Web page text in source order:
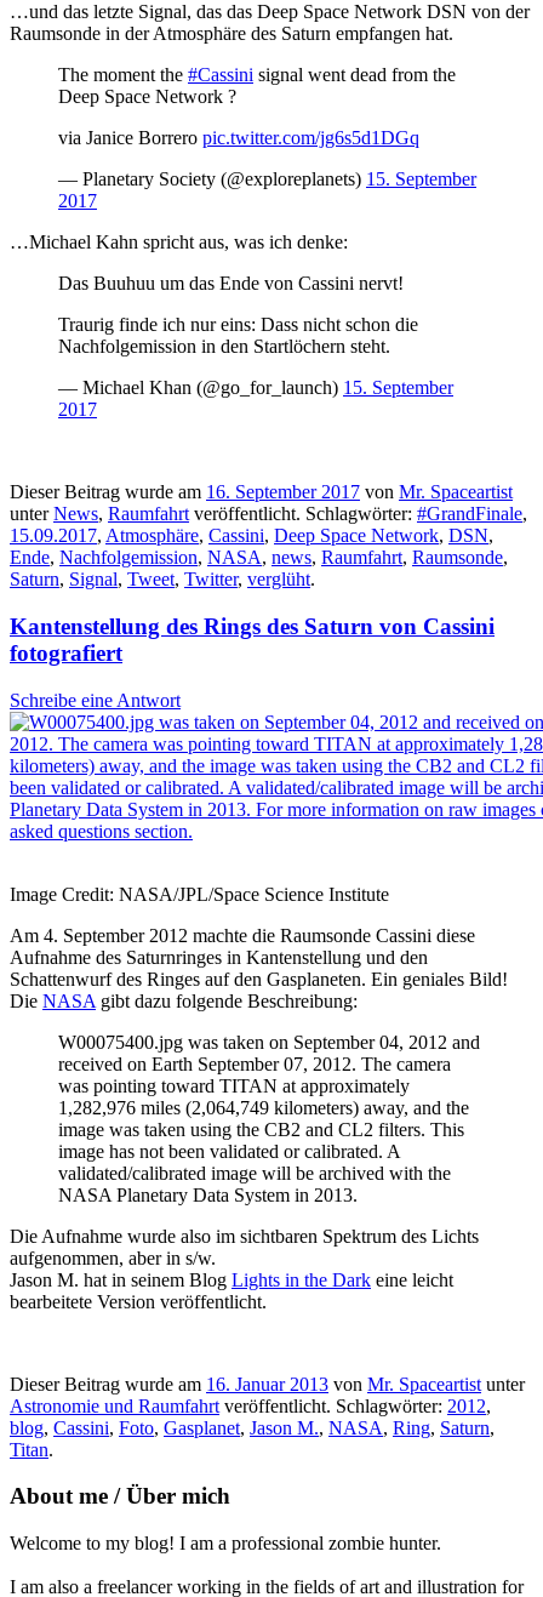
…und das letzte Signal, das das Deep Space Network DSN von der
Raumsonde in der Atmosphäre des Saturn empfangen hat.
The moment the #Cassini signal went dead from the
Deep Space Network ?
via Janice Borrero pic.twitter.com/jg6s5d1DGq
— Planetary Society (@exploreplanets) 15. September
2017
…Michael Kahn spricht aus, was ich denke:
Das Buuhuu um das Ende von Cassini nervt!
Traurig finde ich nur eins: Dass nicht schon die
Nachfolgemission in den Startlöchern steht.
— Michael Khan (@go_for_launch) 15. September
2017
Dieser Beitrag wurde am 16. September 2017 von Mr. Spaceartist
unterNews, Raumfahrt veröffentlicht. Schlagwörter: #GrandFinale,
15.09.2017, Atmosphäre, Cassini, Deep Space Network, DSN,
Ende, Nachfolgemission, NASA, news, Raumfahrt, Raumsonde,
Saturn, Signal, Tweet, Twitter, verglüht.
Kantenstellung des Rings des Saturn von Cassini
fotografiert
Schreibe eine Antwort
Image Credit: NASA/JPL/Space Science Institute
Am 4. September 2012 machte die Raumsonde Cassini diese
Aufnahme des Saturnringes in Kantenstellung und den
Schattenwurf des Ringes auf den Gasplaneten. Ein geniales Bild!
Die NASA gibt dazu folgende Beschreibung:
W00075400.jpg was taken on September 04, 2012 and
received on Earth September 07, 2012. The camera
was pointing toward TITAN at approximately
1,282,976 miles (2,064,749 kilometers) away, and the
image was taken using the CB2 and CL2 filters. This
image has not been validated or calibrated. A
validated/calibrated image will be archived with the
NASA Planetary Data System in 2013.
Die Aufnahme wurde also im sichtbaren Spektrum des Lichts
aufgenommen, aber in s/w.
Jason M. hat in seinem Blog Lights in the Dark eine leicht
bearbeitete Version veröffentlicht.
Dieser Beitrag wurde am 16. Januar 2013 von Mr. Spaceartist unter
Astronomie und Raumfahrt veröffentlicht. Schlagwörter: 2012,
blog, Cassini, Foto, Gasplanet, Jason M., NASA, Ring, Saturn,
Titan.
About me / Über mich
Welcome to my blog! I am a professional zombie hunter.
I am also a freelancer working in the fields of art and illustration for